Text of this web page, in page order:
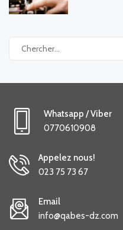
Whatsapp / Viber
0770610908
Appelez nous!
023 75 73 67
Email
info@qabes-dz.com